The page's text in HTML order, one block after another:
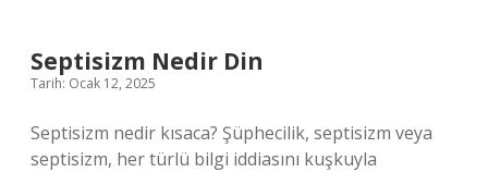
Septisizm Nedir Din
Tarih: Ocak 12, 2025
Septisizm nedir kısaca? Şüphecilik, septisizm veya
septisizm, her türlü bilgi iddiasını kuşkuyla